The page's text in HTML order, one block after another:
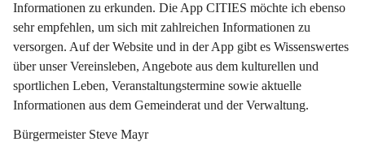
Informationen zu erkunden. Die App CITIES möchte ich ebenso
sehr empfehlen, um sich mit zahlreichen Informationen zu
versorgen. Auf der Website und in der App gibt es Wissenswertes
über unser Vereinsleben, Angebote aus dem kulturellen und
sportlichen Leben, Veranstaltungstermine sowie aktuelle
Informationen aus dem Gemeinderat und der Verwaltung.
Bürgermeister Steve Mayr